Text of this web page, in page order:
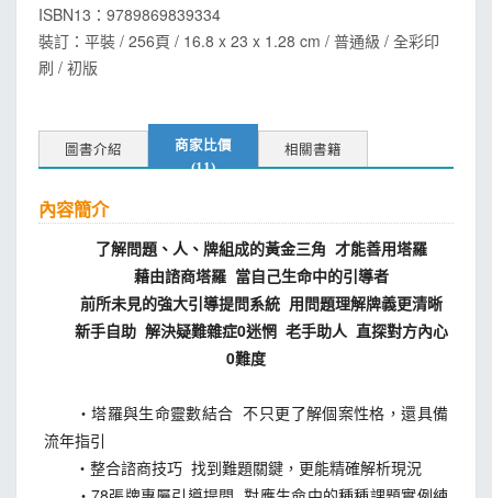
ISBN13： 9789869839334
裝訂：平裝 / 256頁 / 16.8 x 23 x 1.28 cm / 普通級 / 全彩印
刷 / 初版
圖書介紹
商家比價
(11)
相關書籍
內容簡介
了解問題、人、牌組成的黃金三角 才能善用塔羅
藉由諮商塔羅 當自己生命中的引導者
前所未見的強大引導提問系統 用問題理解牌義更清晰
新手自助 解決疑難雜症0迷惘 老手助人 直探對方內心
0難度
・塔羅與生命靈數結合 不只更了解個案性格，還具備
流年指引
・整合諮商技巧 找到難題關鍵，更能精確解析現況